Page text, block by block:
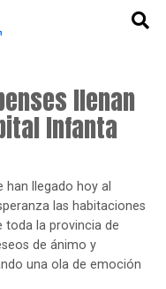
llenan
Infanta
han llegado hoy al
las habitaciones
toda la provincia de
de ánimo y
una ola de emoción